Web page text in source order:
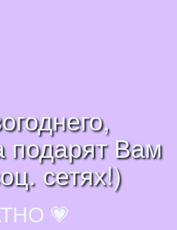
подарят Вам
сетях!)
💗